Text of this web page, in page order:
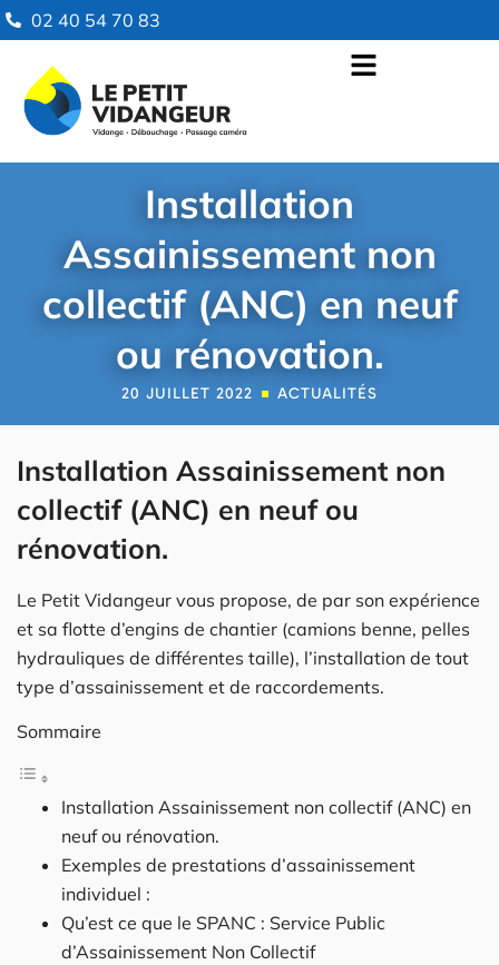
02 40 54 70 83
Installation
Assainissement non
collectif (ANC) en neuf
ou rénovation.
20 JUILLET 2022 ACTUALITÉS
Installation Assainissement non
collectif (ANC) en neuf ou
rénovation.
Le Petit Vidangeur vous propose, de par son expérience
et sa flotte d’engins de chantier (camions benne, pelles
hydrauliques de différentes taille), l’installation de tout
type d’assainissement et de raccordements.
Sommaire
Installation Assainissement non collectif (ANC) en
neuf ou rénovation.
Exemples de prestations d’assainissement
individuel :
Qu’est ce que le SPANC : Service Public
d’Assainissement Non Collectif